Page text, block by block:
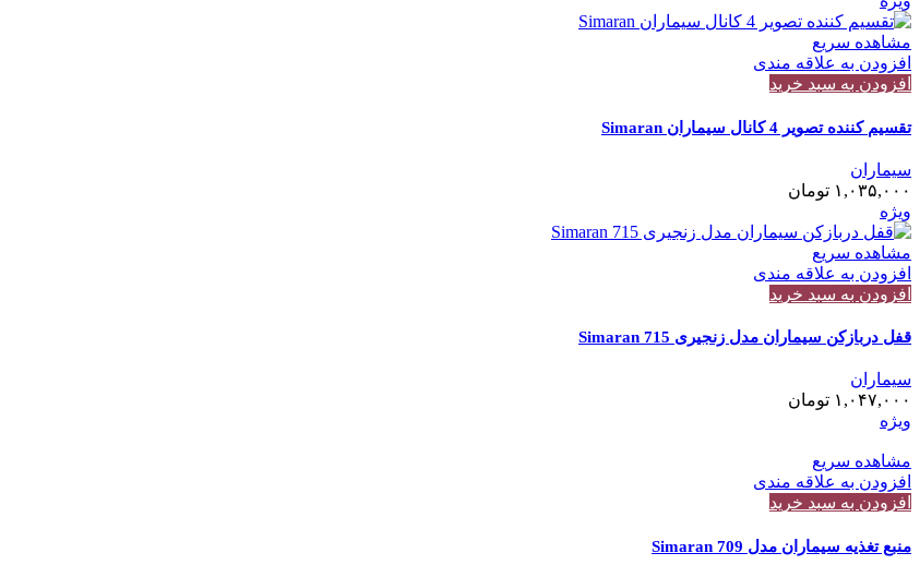
مشاهده سریع
افزودن به علاقه مندی
افزودن به سبد خرید
تقسیم کننده تصویر 4 کانال سیماران Simaran
سیماران
۱,۰۳۵,۰۰۰ تومان
ویژه
مشاهده سریع
افزودن به علاقه مندی
افزودن به سبد خرید
قفل دربازکن سیماران مدل زنجیری 715 Simaran
سیماران
۱,۰۴۷,۰۰۰ تومان
ویژه
مشاهده سریع
افزودن به علاقه مندی
افزودن به سبد خرید
منبع تغذیه سیماران مدل 709 Simaran